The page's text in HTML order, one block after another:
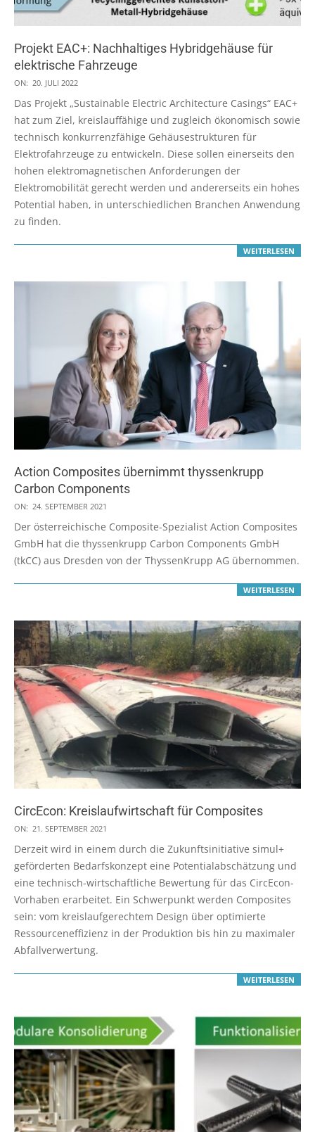
Projekt EAC+: Nachhaltiges Hybridgehäuse für
elektrische Fahrzeuge
2022-
07-
20
ON: 20. JULI 2022
Das Projekt „Sustainable Electric Architecture Casings“ EAC+
hat zum Ziel, kreislauffähige und zugleich ökonomisch sowie
technisch konkurrenzfähige Gehäusestrukturen für
Elektrofahrzeuge zu entwickeln. Diese sollen einerseits den
hohen elektromagnetischen Anforderungen der
Elektromobilität gerecht werden und andererseits ein hohes
Potential haben, in unterschiedlichen Branchen Anwendung
zu finden.
WEITERLESEN
Action Composites übernimmt thyssenkrupp
Carbon Components
2021-
09-
24
ON: 24. SEPTEMBER 2021
Der österreichische Composite-Spezialist Action Composites
GmbH hat die thyssenkrupp Carbon Components GmbH
(tkCC) aus Dresden von der ThyssenKrupp AG übernommen.
WEITERLESEN
CircEcon: Kreislaufwirtschaft für Composites
2021-
09-
21
ON: 21. SEPTEMBER 2021
Derzeit wird in einem durch die Zukunftsinitiative simul+
geförderten Bedarfskonzept eine Potentialabschätzung und
eine technisch-wirtschaftliche Bewertung für das CircEcon-
Vorhaben erarbeitet. Ein Schwerpunkt werden Composites
sein: vom kreislaufgerechtem Design über optimierte
Ressourceneffizienz in der Produktion bis hin zu maximaler
Abfallverwertung.
WEITERLESEN